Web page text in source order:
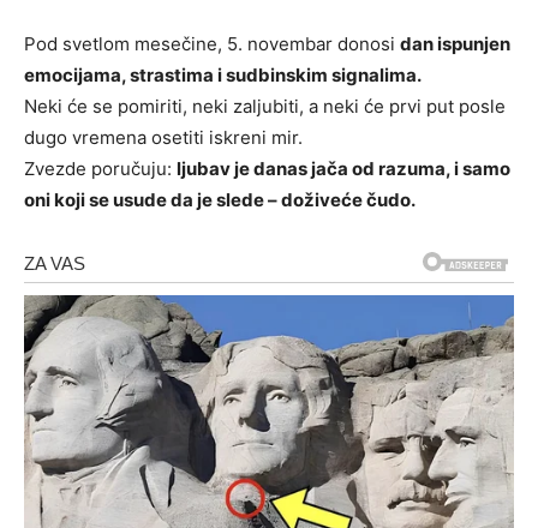
Pod svetlom mesečine, 5. novembar donosi dan ispunjen
emocijama, strastima i sudbinskim signalima.
Neki će se pomiriti, neki zaljubiti, a neki će prvi put posle
dugo vremena osetiti iskreni mir.
Zvezde poručuju: ljubav je danas jača od razuma, i samo
oni koji se usude da je slede – doživeće čudo.